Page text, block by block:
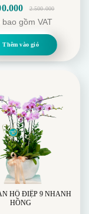
2.500.000
gồm VAT
Thêm vào giỏ
HỒ ĐIỆP 9 NHANH
HỒNG